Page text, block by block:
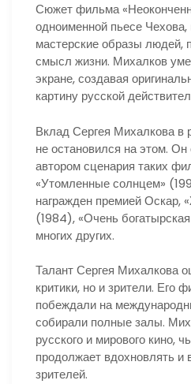
Сюжет фильма
одноименной пьесе
мастерские образы людей,
смысл жизни. Михалков
экране, создавая
картину русской
Вклад Сергея Михалкова в
не остановился на этом.
автором сценария таких
«Утомленные солнцем»
награжден премией Оскар,
(1984), «Очень
многих других.
Талант Сергея Михалкова
критики, но и зрители. Его
побеждали на
собирали полные залы.
русского и мирового кино,
продолжает вдохновлять и
зрителей.